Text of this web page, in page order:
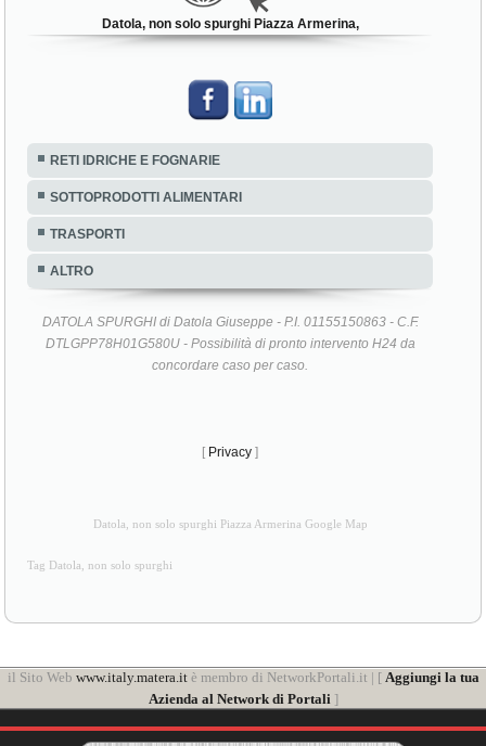
Datola, non solo spurghi Piazza Armerina,
RETI IDRICHE E FOGNARIE
SOTTOPRODOTTI ALIMENTARI
TRASPORTI
ALTRO
DATOLA SPURGHI di Datola Giuseppe - P.I. 01155150863 - C.F.
DTLGPP78H01G580U - Possibilità di pronto intervento H24 da
concordare caso per caso.
[ Privacy ]
Datola, non solo spurghi Piazza Armerina Google Map
Tag Datola, non solo spurghi
il Sito Web www.italy.matera.itè membro di NetworkPortali.it | [ Aggiungi la tua
Azienda al Network di Portali ]